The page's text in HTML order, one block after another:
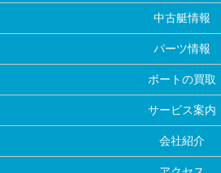
中古艇情報
パーツ情報
ボートの買取
サービス案内
会社紹介